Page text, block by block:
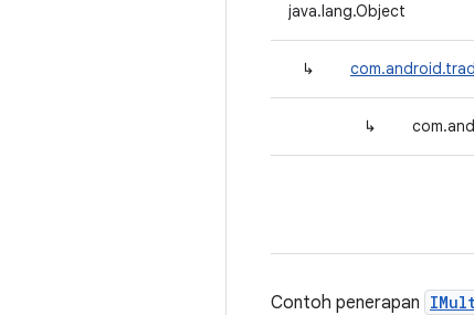
java.lang.Object
↳
↳
Contoh penerapan